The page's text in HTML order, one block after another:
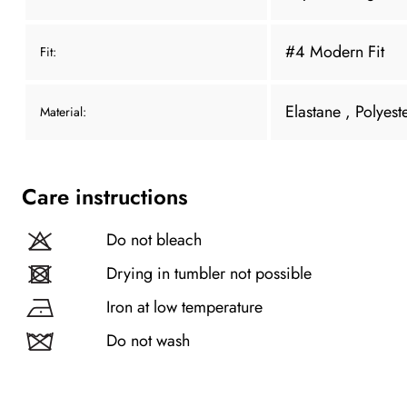
Fit: #4 Modern Fit
Material: Elastane ,
Care instructions
Do not bleach
Drying in tumbler not possible
Iron at low temperature
Do not wash